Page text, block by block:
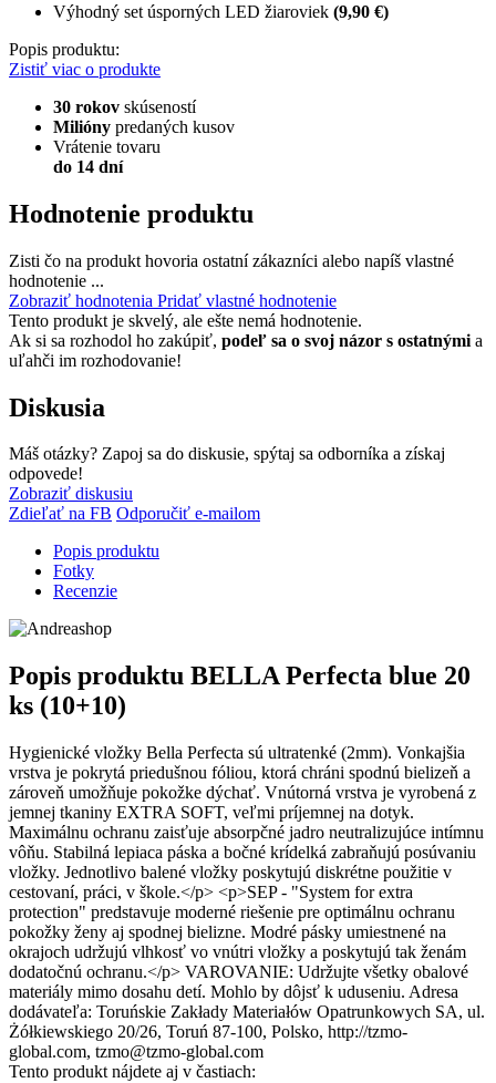
Výhodný set úsporných LED žiaroviek (9,90 €)
Popis produktu:
Zistiť viac o produkte
30 rokov skúseností
Milióny predaných kusov
Vrátenie tovaru
do 14 dní
Hodnotenie produktu
Zisti čo na produkt hovoria ostatní zákazníci alebo napíš vlastné
hodnotenie ...
Zobraziť hodnotenia Pridať vlastné hodnotenie
Tento produkt je skvelý, ale ešte nemá hodnotenie.
Ak si sa rozhodol ho zakúpiť, podeľ sa o svoj názor s ostatnými a
uľahči im rozhodovanie!
Diskusia
Máš otázky? Zapoj sa do diskusie, spýtaj sa odborníka a získaj
odpovede!
Zobraziť diskusiu
Zdieľať na FB Odporučiť e-mailom
Popis produktu
Fotky
Recenzie
Popis produktu BELLA Perfecta blue 20
ks (10+10)
Hygienické vložky Bella Perfecta sú ultratenké (2mm). Vonkajšia
vrstva je pokrytá priedušnou fóliou, ktorá chráni spodnú bielizeň a
zároveň umožňuje pokožke dýchať. Vnútorná vrstva je vyrobená z
jemnej tkaniny EXTRA SOFT, veľmi príjemnej na dotyk.
Maximálnu ochranu zaisťuje absorpčné jadro neutralizujúce intímnu
vôňu. Stabilná lepiaca páska a bočné krídelká zabraňujú posúvaniu
vložky. Jednotlivo balené vložky poskytujú diskrétne použitie v
cestovaní, práci, v škole.</p> <p>SEP - "System for extra
protection" predstavuje moderné riešenie pre optimálnu ochranu
pokožky ženy aj spodnej bielizne. Modré pásky umiestnené na
okrajoch udržujú vlhkosť vo vnútri vložky a poskytujú tak ženám
dodatočnú ochranu.</p> VAROVANIE: Udržujte všetky obalové
materiály mimo dosahu detí. Mohlo by dôjsť k uduseniu. Adresa
dodávateľa: Toruńskie Zakłady Materiałów Opatrunkowych SA, ul.
Żółkiewskiego 20/26, Toruń 87-100, Polsko, http://tzmo-
global.com, tzmo@tzmo-global.com
Tento produkt nájdete aj v častiach: